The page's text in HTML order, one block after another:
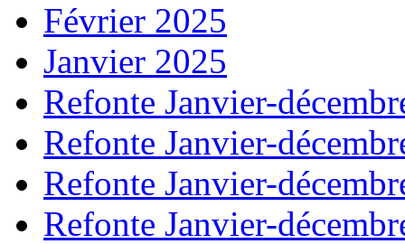
Février 2025
Janvier 2025
Refonte Janvier-
Refonte Janvier-
Refonte Janvier-
Refonte Janvier-